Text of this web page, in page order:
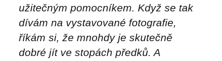
užitečným pomocníkem. Když se tak
dívám na vystavované fotografie,
říkám si, že mnohdy je skutečně
dobré jít ve stopách předků. A